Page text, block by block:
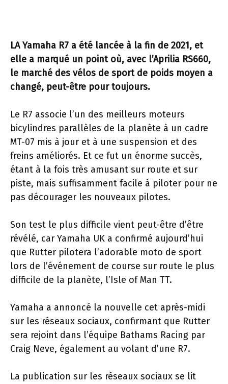
LA Yamaha R7 a été lancée à la fin de 2021, et
elle a marqué un point où, avec l’Aprilia RS660,
le marché des vélos de sport de poids moyen a
changé, peut-être pour toujours.
Le R7 associe l’un des meilleurs moteurs
bicylindres parallèles de la planète à un cadre
MT-07 mis à jour et à une suspension et des
freins améliorés. Et ce fut un énorme succès,
étant à la fois très amusant sur route et sur
piste, mais suffisamment facile à piloter pour ne
pas décourager les nouveaux pilotes.
Son test le plus difficile vient peut-être d’être
révélé, car Yamaha UK a confirmé aujourd’hui
que Rutter pilotera l’adorable moto de sport
lors de l’événement de course sur route le plus
difficile de la planète, l’Isle of Man TT.
Yamaha a annoncé la nouvelle cet après-midi
sur les réseaux sociaux, confirmant que Rutter
sera rejoint dans l’équipe Bathams Racing par
Craig Neve, également au volant d’une R7.
La publication sur les réseaux sociaux se lit